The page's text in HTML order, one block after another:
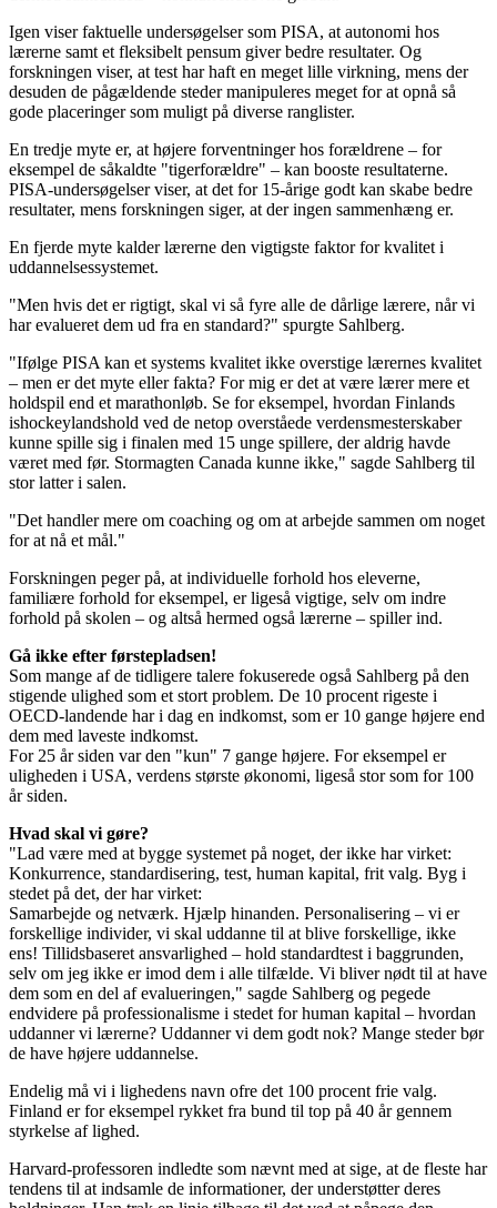
Igen viser faktuelle undersøgelser som PISA, at autonomi hos
lærerne samt et fleksibelt pensum giver bedre resultater. Og
forskningen viser, at test har haft en meget lille virkning, mens der
desuden de pågældende steder manipuleres meget for at opnå så
gode placeringer som muligt på diverse ranglister.
En tredje myte er, at højere forventninger hos forældrene – for
eksempel de såkaldte "tigerforældre" – kan booste resultaterne.
PISA-undersøgelser viser, at det for 15-årige godt kan skabe bedre
resultater, mens forskningen siger, at der ingen sammenhæng er.
En fjerde myte kalder lærerne den vigtigste faktor for kvalitet i
uddannelsessystemet.
"Men hvis det er rigtigt, skal vi så fyre alle de dårlige lærere, når vi
har evalueret dem ud fra en standard?" spurgte Sahlberg.
"Ifølge PISA kan et systems kvalitet ikke overstige lærernes kvalitet
– men er det myte eller fakta? For mig er det at være lærer mere et
holdspil end et marathonløb. Se for eksempel, hvordan Finlands
ishockeylandshold ved de netop overståede verdensmesterskaber
kunne spille sig i finalen med 15 unge spillere, der aldrig havde
været med før. Stormagten Canada kunne ikke," sagde Sahlberg til
stor latter i salen.
"Det handler mere om coaching og om at arbejde sammen om noget
for at nå et mål."
Forskningen peger på, at individuelle forhold hos eleverne,
familiære forhold for eksempel, er ligeså vigtige, selv om indre
forhold på skolen – og altså hermed også lærerne – spiller ind.
Gå ikke efter førstepladsen!
Som mange af de tidligere talere fokuserede også Sahlberg på den
stigende ulighed som et stort problem. De 10 procent rigeste i
OECD-landende har i dag en indkomst, som er 10 gange højere end
dem med laveste indkomst.
For 25 år siden var den "kun" 7 gange højere. For eksempel er
uligheden i USA, verdens største økonomi, ligeså stor som for 100
år siden.
Hvad skal vi gøre?
"Lad være med at bygge systemet på noget, der ikke har virket:
Konkurrence, standardisering, test, human kapital, frit valg. Byg i
stedet på det, der har virket:
Samarbejde og netværk. Hjælp hinanden. Personalisering – vi er
forskellige individer, vi skal uddanne til at blive forskellige, ikke
ens! Tillidsbaseret ansvarlighed – hold standardtest i baggrunden,
selv om jeg ikke er imod dem i alle tilfælde. Vi bliver nødt til at have
dem som en del af evalueringen," sagde Sahlberg og pegede
endvidere på professionalisme i stedet for human kapital – hvordan
uddanner vi lærerne? Uddanner vi dem godt nok? Mange steder bør
de have højere uddannelse.
Endelig må vi i lighedens navn ofre det 100 procent frie valg.
Finland er for eksempel rykket fra bund til top på 40 år gennem
styrkelse af lighed.
Harvard-professoren indledte som nævnt med at sige, at de fleste har
tendens til at indsamle de informationer, der understøtter deres